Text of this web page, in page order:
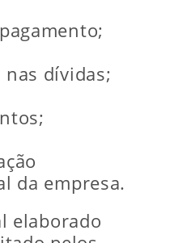
nas dívidas;
da empresa.
elaborado